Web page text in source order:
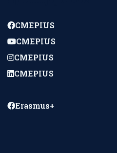
CMEPIUS
CMEPIUS
CMEPIUS
CMEPIUS
Erasmus+